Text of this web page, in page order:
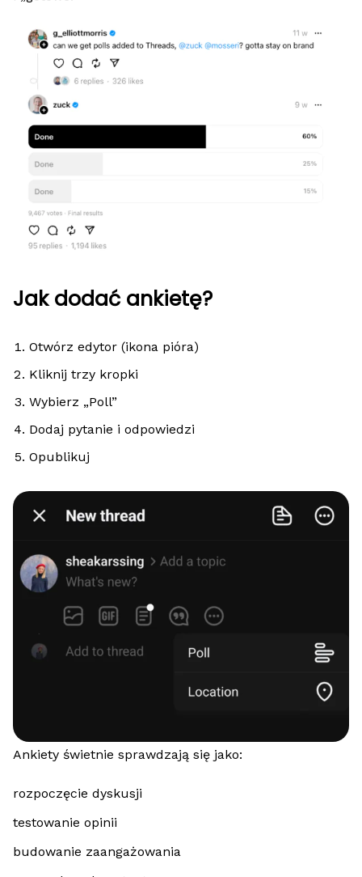
Jak dodać ankietę?
Otwórz edytor (ikona pióra)
Kliknij trzy kropki
Wybierz „Poll”
Dodaj pytanie i odpowiedzi
Opublikuj
Ankiety świetnie sprawdzają się jako:
rozpoczęcie dyskusji
testowanie opinii
budowanie zaangażowania